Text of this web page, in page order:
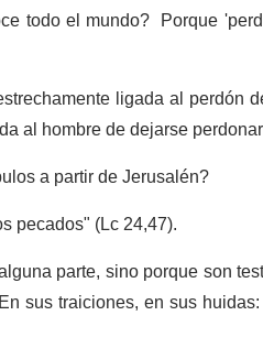
todo el mundo? Porque
ligada al perdón
al hombre de dejarse
a partir de Jerusalén?
pecados" (Lc 24,47).
parte, sino porque son
sus traiciones, en sus